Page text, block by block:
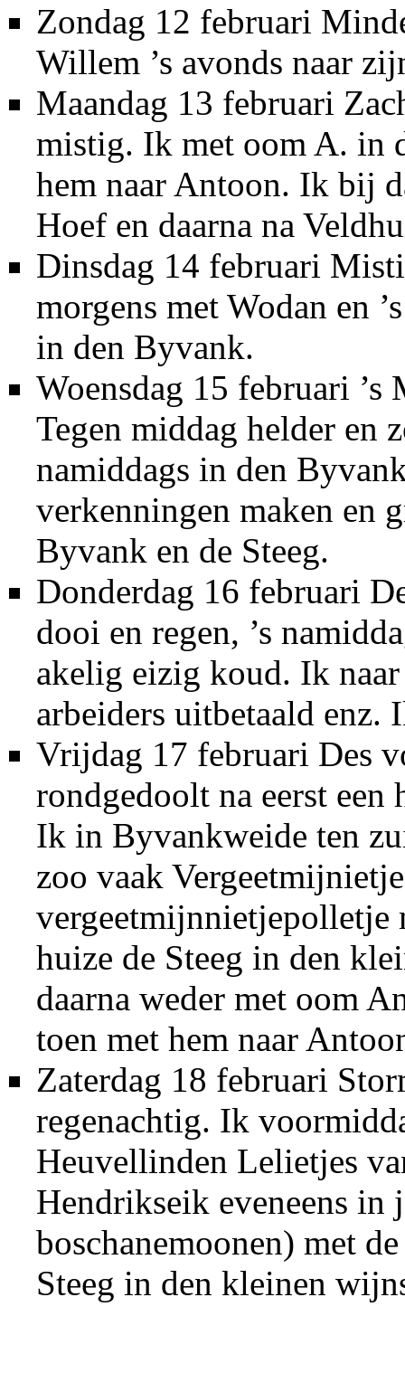
Zondag 12 februari
Willem ’s avonds naar
Maandag 13 februari
mistig. Ik met oom A. in
hem naar Antoon. Ik bij
Hoef en daarna na
Dinsdag 14 februari
morgens met Wodan en
in den Byvank.
Woensdag 15 februari ’s
Tegen middag helder en
namiddags in den
verkenningen maken en
Byvank en de Steeg.
Donderdag 16 februari
dooi en regen, ’s
akelig eizig koud. Ik
arbeiders uitbetaald enz.
Vrijdag 17 februari Des
rondgedoolt na eerst een
Ik in Byvankweide ten
zoo vaak
vergeetmijnnietjepolletje
huize de Steeg in den
daarna weder met oom
toen met hem naar
Zaterdag 18 februari
regenachtig. Ik
Heuvellinden Lelietjes
Hendrikseik eveneens in
boschanemoonen) met
Steeg in den kleinen